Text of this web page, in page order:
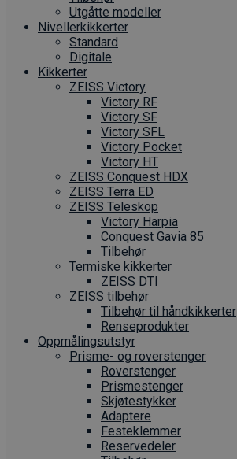
Utgåtte modeller
Nivellerkikkerter
Standard
Digitale
Kikkerter
ZEISS Victory
Victory RF
Victory SF
Victory SFL
Victory Pocket
Victory HT
ZEISS Conquest HDX
ZEISS Terra ED
ZEISS Teleskop
Victory Harpia
Conquest Gavia 85
Tilbehør
Termiske kikkerter
ZEISS DTI
ZEISS tilbehør
Tilbehør til håndkikkerter
Renseprodukter
Oppmålings­utstyr
Prisme- og roverstenger
Roverstenger
Prismestenger
Skjøtestykker
Adaptere
Festeklemmer
Reservedeler